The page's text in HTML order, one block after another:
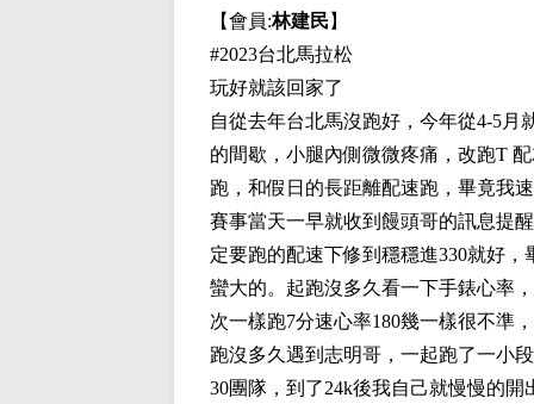
【會員:林建民】
#2023台北馬拉松
玩好就該回家了
自從去年台北馬沒跑好，今年從4-5月
的間歇，小腿內側微微疼痛，改跑T
跑，和假日的長距離配速跑，畢竟我
賽事當天一早就收到饅頭哥的訊息提
定要跑的配速下修到穩穩進330就好
蠻大的。起跑沒多久看一下手錶心率
次一樣跑7分速心率180幾一樣很不準
跑沒多久遇到志明哥，一起跑了一小
30團隊，到了24k後我自己就慢慢的